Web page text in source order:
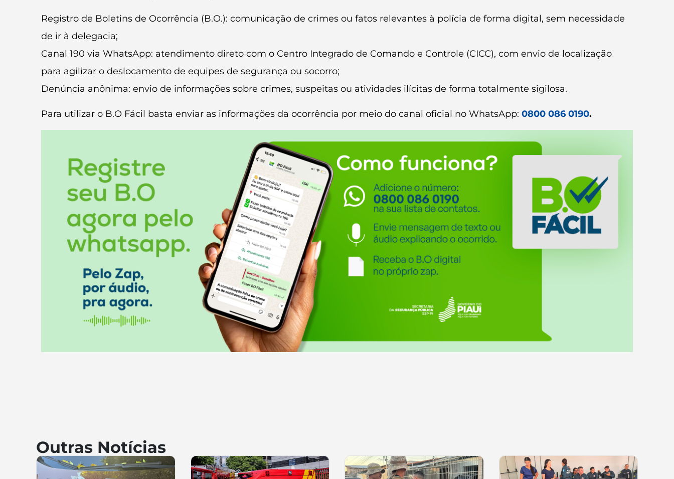
Registro de Boletins de Ocorrência (B.O.): comunicação de crimes ou fatos relevantes à polícia de forma digital, sem necessidade
de ir à delegacia;
Canal 190 via WhatsApp: atendimento direto com o Centro Integrado de Comando e Controle (CICC), com envio de localização
para agilizar o deslocamento de equipes de segurança ou socorro;
Denúncia anônima: envio de informações sobre crimes, suspeitas ou atividades ilícitas de forma totalmente sigilosa.
Para utilizar o B.O Fácil basta enviar as informações da ocorrência por meio do canal oficial no WhatsApp: 0800 086 0190.
Outras Notícias